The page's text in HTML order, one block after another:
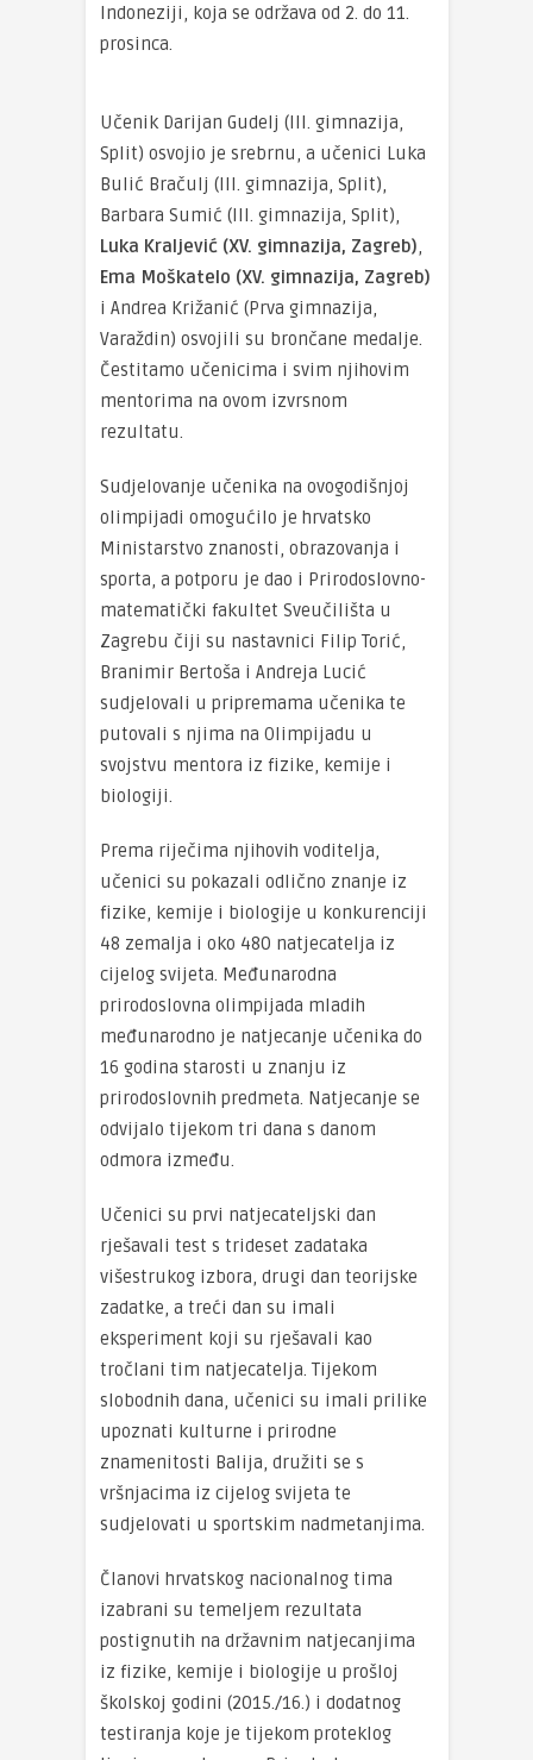
Indoneziji, koja se održava od 2. do 11.
prosinca.
Učenik Darijan Gudelj (III. gimnazija,
Split) osvojio je srebrnu, a učenici Luka
Bulić Bračulj (III. gimnazija, Split),
Barbara Sumić (III. gimnazija, Split),
Luka Kraljević (XV. gimnazija, Zagreb),
Ema Moškatelo (XV. gimnazija, Zagreb)
i Andrea Križanić (Prva gimnazija,
Varaždin) osvojili su brončane medalje.
Čestitamo učenicima i svim njihovim
mentorima na ovom izvrsnom
rezultatu.
Sudjelovanje učenika na ovogodišnjoj
olimpijadi omogućilo je hrvatsko
Ministarstvo znanosti, obrazovanja i
sporta, a potporu je dao i Prirodoslovno-
matematički fakultet Sveučilišta u
Zagrebu čiji su nastavnici Filip Torić,
Branimir Bertoša i Andreja Lucić
sudjelovali u pripremama učenika te
putovali s njima na Olimpijadu u
svojstvu mentora iz fizike, kemije i
biologiji.
Prema riječima njihovih voditelja,
učenici su pokazali odlično znanje iz
fizike, kemije i biologije u konkurenciji
48 zemalja i oko 480 natjecatelja iz
cijelog svijeta. Međunarodna
prirodoslovna olimpijada mladih
međunarodno je natjecanje učenika do
16 godina starosti u znanju iz
prirodoslovnih predmeta. Natjecanje se
odvijalo tijekom tri dana s danom
odmora između.
Učenici su prvi natjecateljski dan
rješavali test s trideset zadataka
višestrukog izbora, drugi dan teorijske
zadatke, a treći dan su imali
eksperiment koji su rješavali kao
tročlani tim natjecatelja. Tijekom
slobodnih dana, učenici su imali prilike
upoznati kulturne i prirodne
znamenitosti Balija, družiti se s
vršnjacima iz cijelog svijeta te
sudjelovati u sportskim nadmetanjima.
Članovi hrvatskog nacionalnog tima
izabrani su temeljem rezultata
postignutih na državnim natjecanjima
iz fizike, kemije i biologije u prošloj
školskoj godini (2015./16.) i dodatnog
testiranja koje je tijekom proteklog